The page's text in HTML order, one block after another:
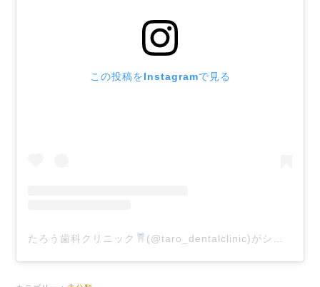
この投稿をInstagramで見る
たろう歯科クリニック (@taro_dentalclinic)がシェアした投稿